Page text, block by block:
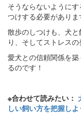
そうならないように
つけする必要がありま
散歩のしつけも、犬
り、そしてストレスの
愛犬との信頼関係を
るのです！
※合わせて読みたい：
しい飼い方を把握しよ